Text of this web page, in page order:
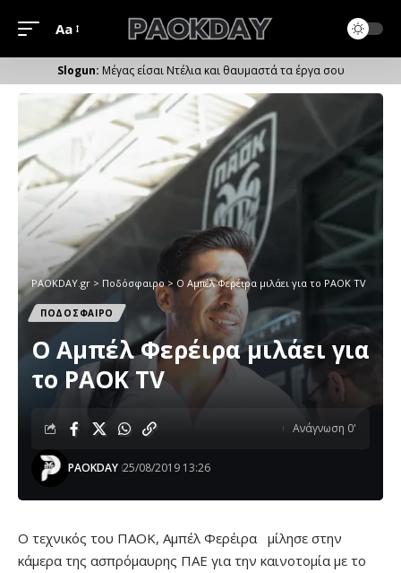
Μέγεθος
Γραμματοσειράς
Aa
Μέγας είσαι Ντέλια και θαυμαστά τα έργα σου
PAOKDAY.gr > Ποδόσφαιρο> O Aμπέλ Φερέιρα μιλάει για το PAOK TV
ΠΟΔΟΣΦΑΙΡΟ
O Aμπέλ Φερέιρα μιλάει για
το PAOK TV
PAOKDAY 25/08/2019 13:26
Ανάγνωση 0'
O τεχνικός του ΠΑΟΚ, Αμπέλ Φερέιρα μίλησε στην
κάμερα της ασπρόμαυρης ΠΑΕ για την καινοτομία με το